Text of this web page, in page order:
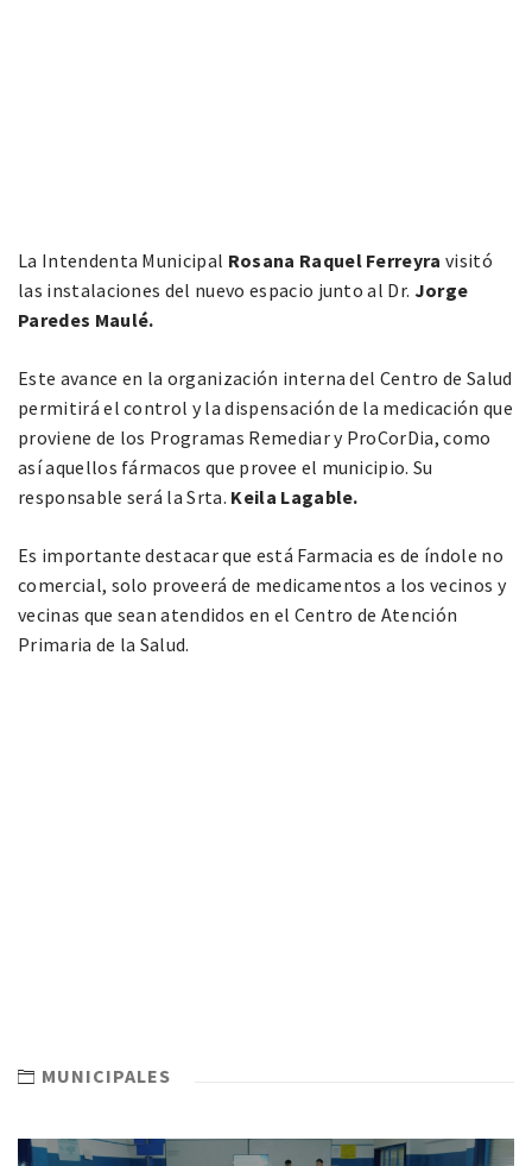
La Intendenta Municipal Rosana Raquel Ferreyra visitó
las instalaciones del nuevo espacio junto al Dr. Jorge
Paredes Maulé.
Este avance en la organización interna del Centro de Salud
permitirá el control y la dispensación de la medicación que
proviene de los Programas Remediar y ProCorDia, como
así aquellos fármacos que provee el municipio. Su
responsable será la Srta. Keila Lagable.
Es importante destacar que está Farmacia es de índole no
comercial, solo proveerá de medicamentos a los vecinos y
vecinas que sean atendidos en el Centro de Atención
Primaria de la Salud.
MUNICIPALES